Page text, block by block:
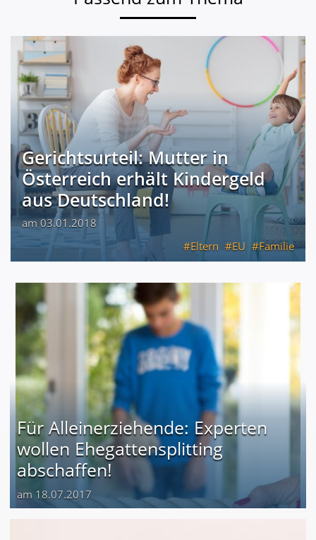
Gerichtsurteil: Mutter in
Österreich erhält Kindergeld
aus Deutschland!
am 03.01.2018
Eltern
EU Familie
Für Alleinerziehende: Experten
wollen Ehegattensplitting
abschaffen!
am 18.07.2017